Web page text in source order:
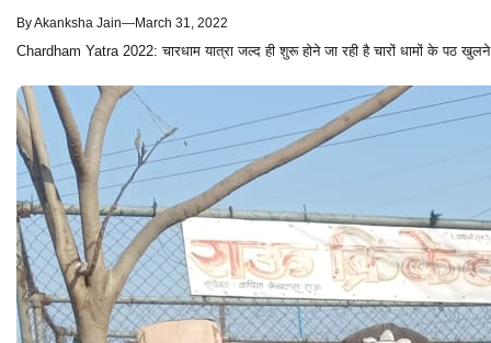
ByAkanksha Jain—March 31, 2022
Chardham Yatra 2022: चारधाम यात्रा जल्द ही शुरू होने जा रही है चारों धामों के